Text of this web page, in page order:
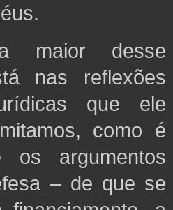
maior desse
nas reflexões
que ele
como é
os argumentos
– de que se